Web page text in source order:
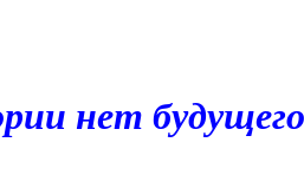
нет